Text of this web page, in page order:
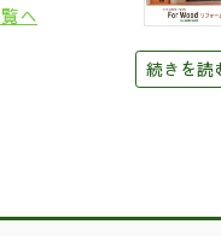
へ
続きを読